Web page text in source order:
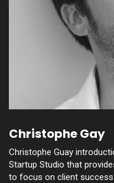
Christophe Gay
Christophe Guay
Startup Studio that
to focus on client